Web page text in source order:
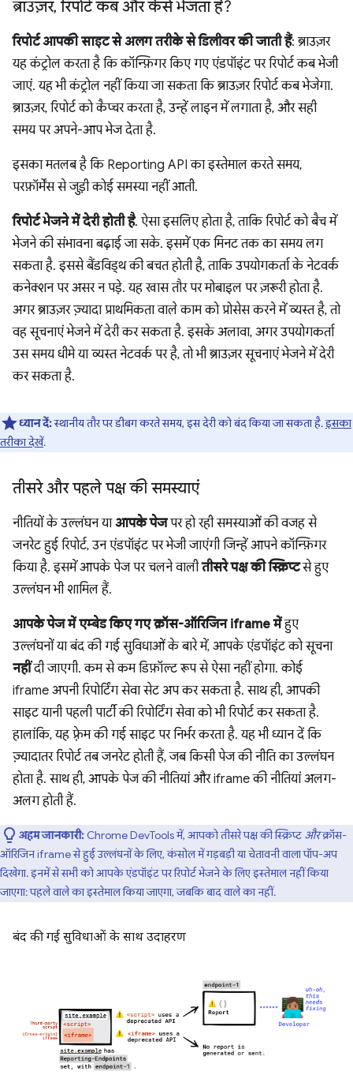
ब्राउज़र, रिपोर्ट कब और कैसे भेजता है?
रिपोर्ट आपकी साइट से अलग तरीके से डिलीवर की जाती हैं: ब्राउज़र
यह कंट्रोल करता है कि कॉन्फ़िगर किए गए एंडपॉइंट पर रिपोर्ट कब भेजी
जाएं. यह भी कंट्रोल नहीं किया जा सकता कि ब्राउज़र रिपोर्ट कब भेजेगा.
ब्राउज़र, रिपोर्ट को कैप्चर करता है, उन्हें लाइन में लगाता है, और सही
समय पर अपने-आप भेज देता है.
इसका मतलब है कि Reporting API का इस्तेमाल करते समय,
परफ़ॉर्मेंस से जुड़ी कोई समस्या नहीं आती.
रिपोर्ट भेजने में देरी होती है. ऐसा इसलिए होता है, ताकि रिपोर्ट को बैच में
भेजने की संभावना बढ़ाई जा सके. इसमें एक मिनट तक का समय लग
सकता है. इससे बैंडविड्थ की बचत होती है, ताकि उपयोगकर्ता के नेटवर्क
कनेक्शन पर असर न पड़े. यह खास तौर पर मोबाइल पर ज़रूरी होता है.
अगर ब्राउज़र ज़्यादा प्राथमिकता वाले काम को प्रोसेस करने में व्यस्त है, तो
वह सूचनाएं भेजने में देरी कर सकता है. इसके अलावा, अगर उपयोगकर्ता
उस समय धीमे या व्यस्त नेटवर्क पर है, तो भी ब्राउज़र सूचनाएं भेजने में देरी
कर सकता है.
ध्यान दें:स्थानीय तौर पर डीबग करते समय, इस देरी को बंद किया जा सकता है.इसका
तरीका देखें.
तीसरे और पहले पक्ष की समस्याएं
नीतियों के उल्लंघन याआपके पेजपर हो रही समस्याओं की वजह से
जनरेट हुई रिपोर्ट, उन एंडपॉइंट पर भेजी जाएंगी जिन्हें आपने कॉन्फ़िगर
किया है. इसमें आपके पेज पर चलने वालीतीसरे पक्ष की स्क्रिप्टसे हुए
उल्लंघन भी शामिल हैं.
आपके पेज में एम्बेड किए गए क्रॉस-ऑरिजिन iframe मेंहुए
उल्लंघनों या बंद की गई सुविधाओं के बारे में, आपके एंडपॉइंट को सूचना
नहींदी जाएगी. कम से कम डिफ़ॉल्ट रूप से ऐसा नहीं होगा. कोई
iframe अपनी रिपोर्टिंग सेवा सेट अप कर सकता है. साथ ही, आपकी
साइट यानी पहली पार्टी की रिपोर्टिंग सेवा को भी रिपोर्ट कर सकता है.
हालांकि, यह फ़्रेम की गई साइट पर निर्भर करता है. यह भी ध्यान दें कि
ज़्यादातर रिपोर्ट तब जनरेट होती हैं, जब किसी पेज की नीति का उल्लंघन
होता है. साथ ही, आपके पेज की नीतियां और iframe की नीतियां अलग-
अलग होती हैं.
अहम जानकारी: Chrome DevTools में, आपको तीसरे पक्ष की स्क्रिप्ट औरक्रॉस-
ऑरिजिन iframe से हुई उल्लंघनों के लिए, कंसोल में गड़बड़ी या चेतावनी वाला पॉप-अप
दिखेगा. इनमें से सभी को आपके एंडपॉइंट पर रिपोर्ट भेजने के लिए इस्तेमाल नहीं किया
जाएगा: पहले वाले का इस्तेमाल किया जाएगा, जबकि बाद वाले का नहीं.
बंद की गई सुविधाओं के साथ उदाहरण